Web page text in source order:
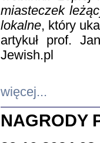
miasteczek
lokalne, który
artykuł prof.
Jewish.pl
więcej...
NAGRODY